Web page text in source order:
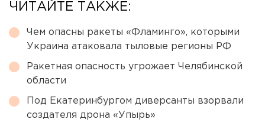
ЧИТАЙТЕ ТАКЖЕ:
Чем опасны ракеты «Фламинго», которыми
Украина атаковала тыловые регионы РФ
Ракетная опасность угрожает Челябинской
области
Под Екатеринбургом диверсанты взорвали
создателя дрона «Упырь»